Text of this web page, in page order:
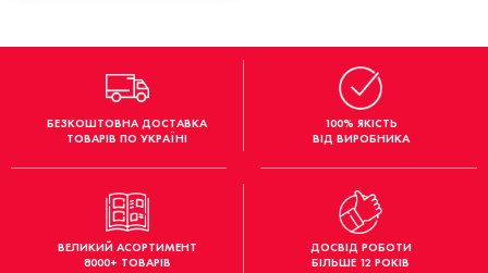
БЕЗКОШТОВНА ДОСТАВКА
ТОВАРІВ ПО УКРАЇНІ
100% ЯКІСТЬ
ВІД ВИРОБНИКА
ВЕЛИКИЙ АСОРТИМЕНТ
8000+ ТОВАРІВ
ДОСВІД РОБОТИ
БІЛЬШЕ 12 РОКІВ